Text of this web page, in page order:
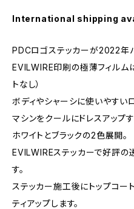
International shipping
PDCロゴステッカーが2022年
EVILWIRE印刷の極薄フィルム
トなし）
ボディやシャーシに使いやすい
マシンをクールにドレスアップす
ホワイトとブラックの2色展開。
EVILWIREステッカーで好評の
す。
ステッカー施工後にトップコー
ティアップします。